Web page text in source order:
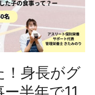
！身長がグ
半年で11